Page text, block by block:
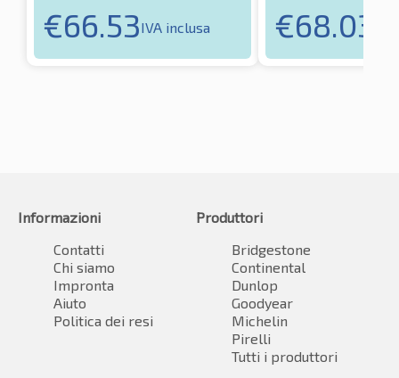
€66.53IVA inclusa €68.03
Informazioni
Contatti
Chi siamo
Impronta
Aiuto
Politica dei resi
Produttori
Bridgestone
Continental
Dunlop
Goodyear
Michelin
Pirelli
Tutti i produttori